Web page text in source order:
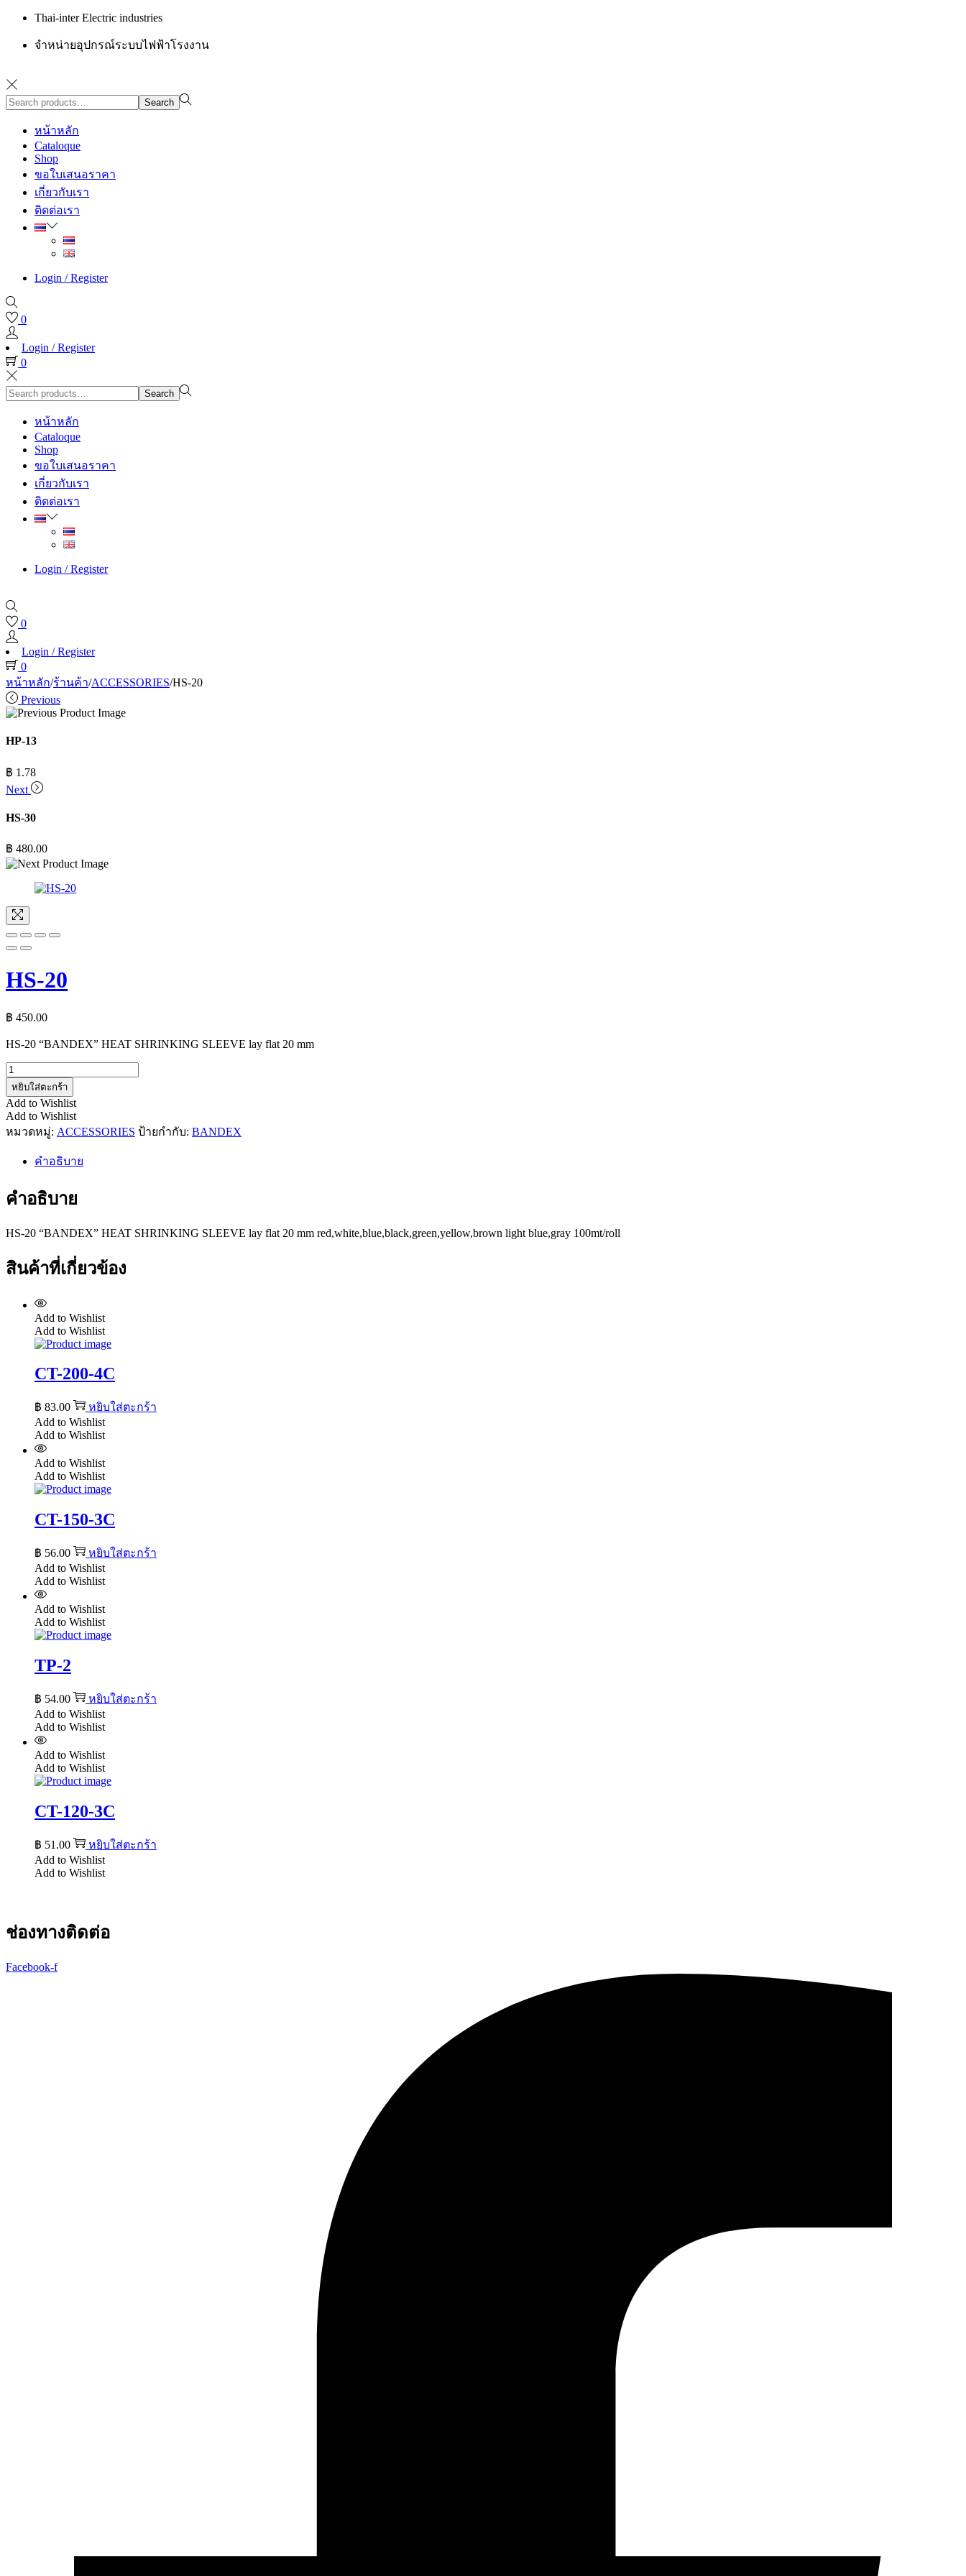
Thai-inter Electric industries
จำหน่ายอุปกรณ์ระบบไฟฟ้าโรงงาน
Search
for:>
Search
หน้าหลัก
Cataloque
Shop
ขอใบเสนอราคา
เกี่ยวกับเรา
ติดต่อเรา
Login / Register
0
Login / Register
0
Search
for:>
Search
หน้าหลัก
Cataloque
Shop
ขอใบเสนอราคา
เกี่ยวกับเรา
ติดต่อเรา
Login / Register
0
Login / Register
0
หน้าหลัก/ร้านค้า/ACCESSORIES/HS-20
Previous
HP-13
฿ 1.78
Next
HS-30
฿ 480.00
HS-20
฿ 450.00
HS-20 “BANDEX” HEAT SHRINKING SLEEVE lay flat 20 mm
จำนวน
HS-
20
ชิ้น
หยิบใส่ตะกร้า
Add to Wishlist
Add to Wishlist
หมวดหมู่: ACCESSORIES ป้ายกำกับ: BANDEX
คำอธิบาย
คำอธิบาย
HS-20 “BANDEX” HEAT SHRINKING SLEEVE lay flat 20 mm red,white,blue,black,green,yellow,brown light blue,gray 100mt/roll
สินค้าที่เกี่ยวข้อง
Add to Wishlist
Add to Wishlist
CT-200-4C
฿ 83.00
หยิบใส่ตะกร้า
Add to Wishlist
Add to Wishlist
Add to Wishlist
Add to Wishlist
CT-150-3C
฿ 56.00
หยิบใส่ตะกร้า
Add to Wishlist
Add to Wishlist
Add to Wishlist
Add to Wishlist
TP-2
฿ 54.00
หยิบใส่ตะกร้า
Add to Wishlist
Add to Wishlist
Add to Wishlist
Add to Wishlist
CT-120-3C
฿ 51.00
หยิบใส่ตะกร้า
Add to Wishlist
Add to Wishlist
ช่องทางติดต่อ
Facebook-f